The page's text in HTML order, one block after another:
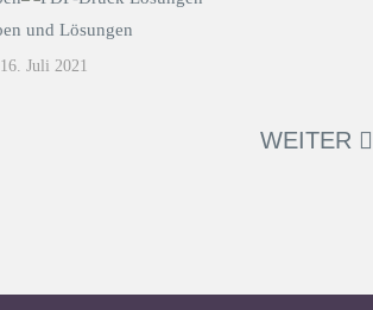
16. Juli 2021
WEITER